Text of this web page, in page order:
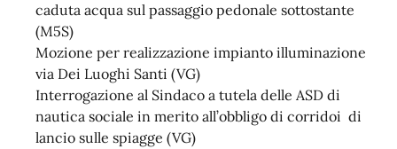
caduta acqua sul passaggio pedonale sottostante
(M5S)
Mozione per realizzazione impianto illuminazione
via Dei Luoghi Santi (VG)
Interrogazione al Sindaco a tutela delle ASD di
nautica sociale in merito all’obbligo di corridoi di
lancio sulle spiagge (VG)